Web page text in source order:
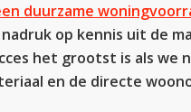
duurzame
op kennis uit de
het grootst is als we
en de directe